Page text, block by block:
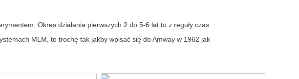
Okres działania pierwszych 2 do 5-6 lat to z reguły czas
MLM, to trochę tak jakby wpisać się do Amway w 1962 jak